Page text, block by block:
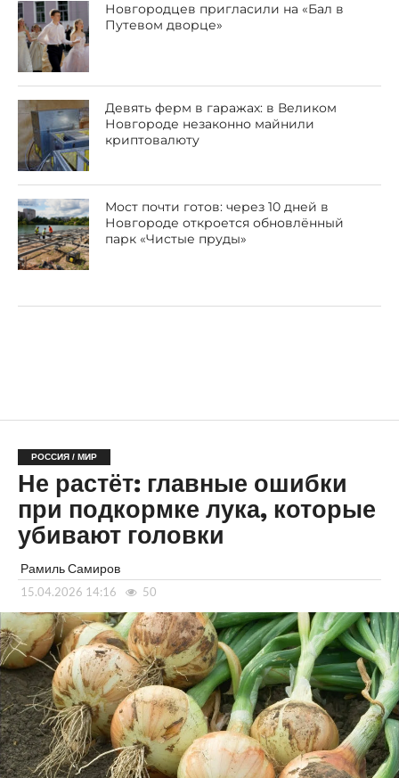
Новгородцев пригласили на «Бал в
Путевом дворце»
Девять ферм в гаражах: в Великом
Новгороде незаконно майнили
криптовалюту
Мост почти готов: через 10 дней в
Новгороде откроется обновлённый
парк «Чистые пруды»
РОССИЯ / МИР
Не растёт: главные ошибки
при подкормке лука, которые
убивают головки
Рамиль Самиров
15.04.2026 14:16 50